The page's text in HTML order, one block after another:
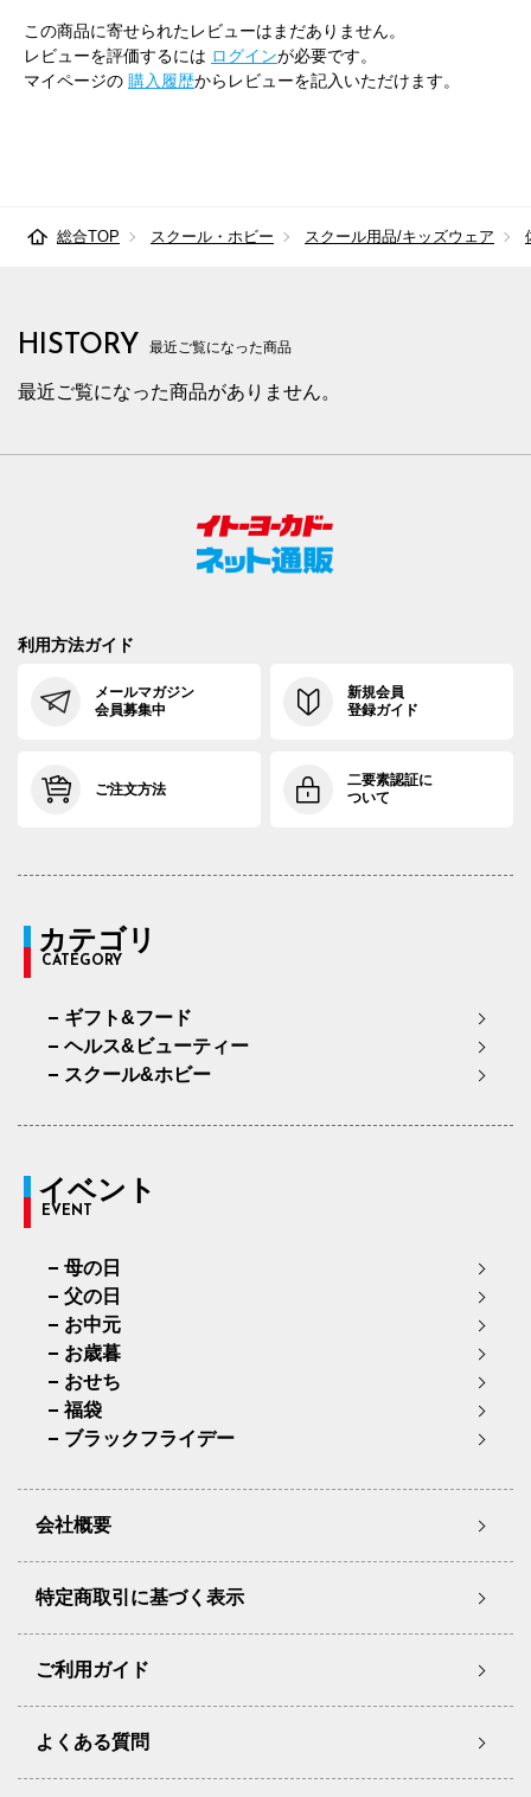
この商品に寄せられたレビューはまだありません。
レビューを評価するには ログインが必要です。
マイページの 購入履歴からレビューを記入いただけます。
総合TOP スクール・ホビー スクール用品/キッズウェア
HISTORY 最近ご覧になった商品
最近ご覧になった商品がありません。
利用方法ガイド
メールマガジン
会員募集中
新規会員
登録ガイド
ご注文方法
二要素認証に
ついて
カテゴリ
CATEGORY
ギフト&フード
ヘルス&ビューティー
スクール&ホビー
イベント
EVENT
母の日
父の日
お中元
お歳暮
おせち
福袋
ブラックフライデー
会社概要
特定商取引に基づく表示
ご利用ガイド
よくある質問